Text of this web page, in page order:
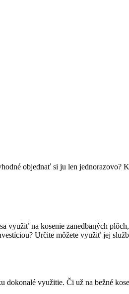
objednať si ju len jednorazovo?
využiť na kosenie zanedbaných
Určite môžete využiť jej
využitie. Či už na bežné